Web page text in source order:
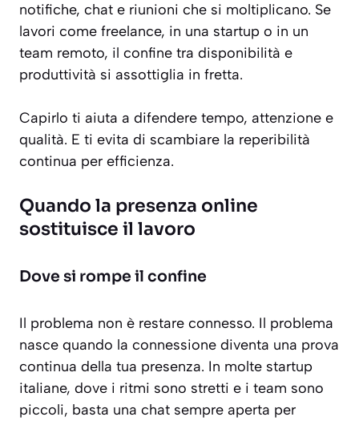
notifiche, chat e riunioni che si moltiplicano. Se
lavori come freelance, in una startup o in un
team remoto, il confine tra disponibilità e
produttività si assottiglia in fretta.
Capirlo ti aiuta a difendere tempo, attenzione e
qualità. E ti evita di scambiare la reperibilità
continua per efficienza.
Quando la presenza online
sostituisce il lavoro
Dove si rompe il confine
Il problema non è restare connesso. Il problema
nasce quando la connessione diventa una prova
continua della tua presenza. In molte startup
italiane, dove i ritmi sono stretti e i team sono
piccoli, basta una chat sempre aperta per